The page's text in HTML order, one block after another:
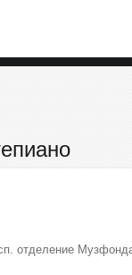
отделение